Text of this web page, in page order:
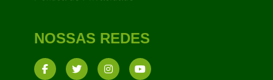
NOSSAS REDES